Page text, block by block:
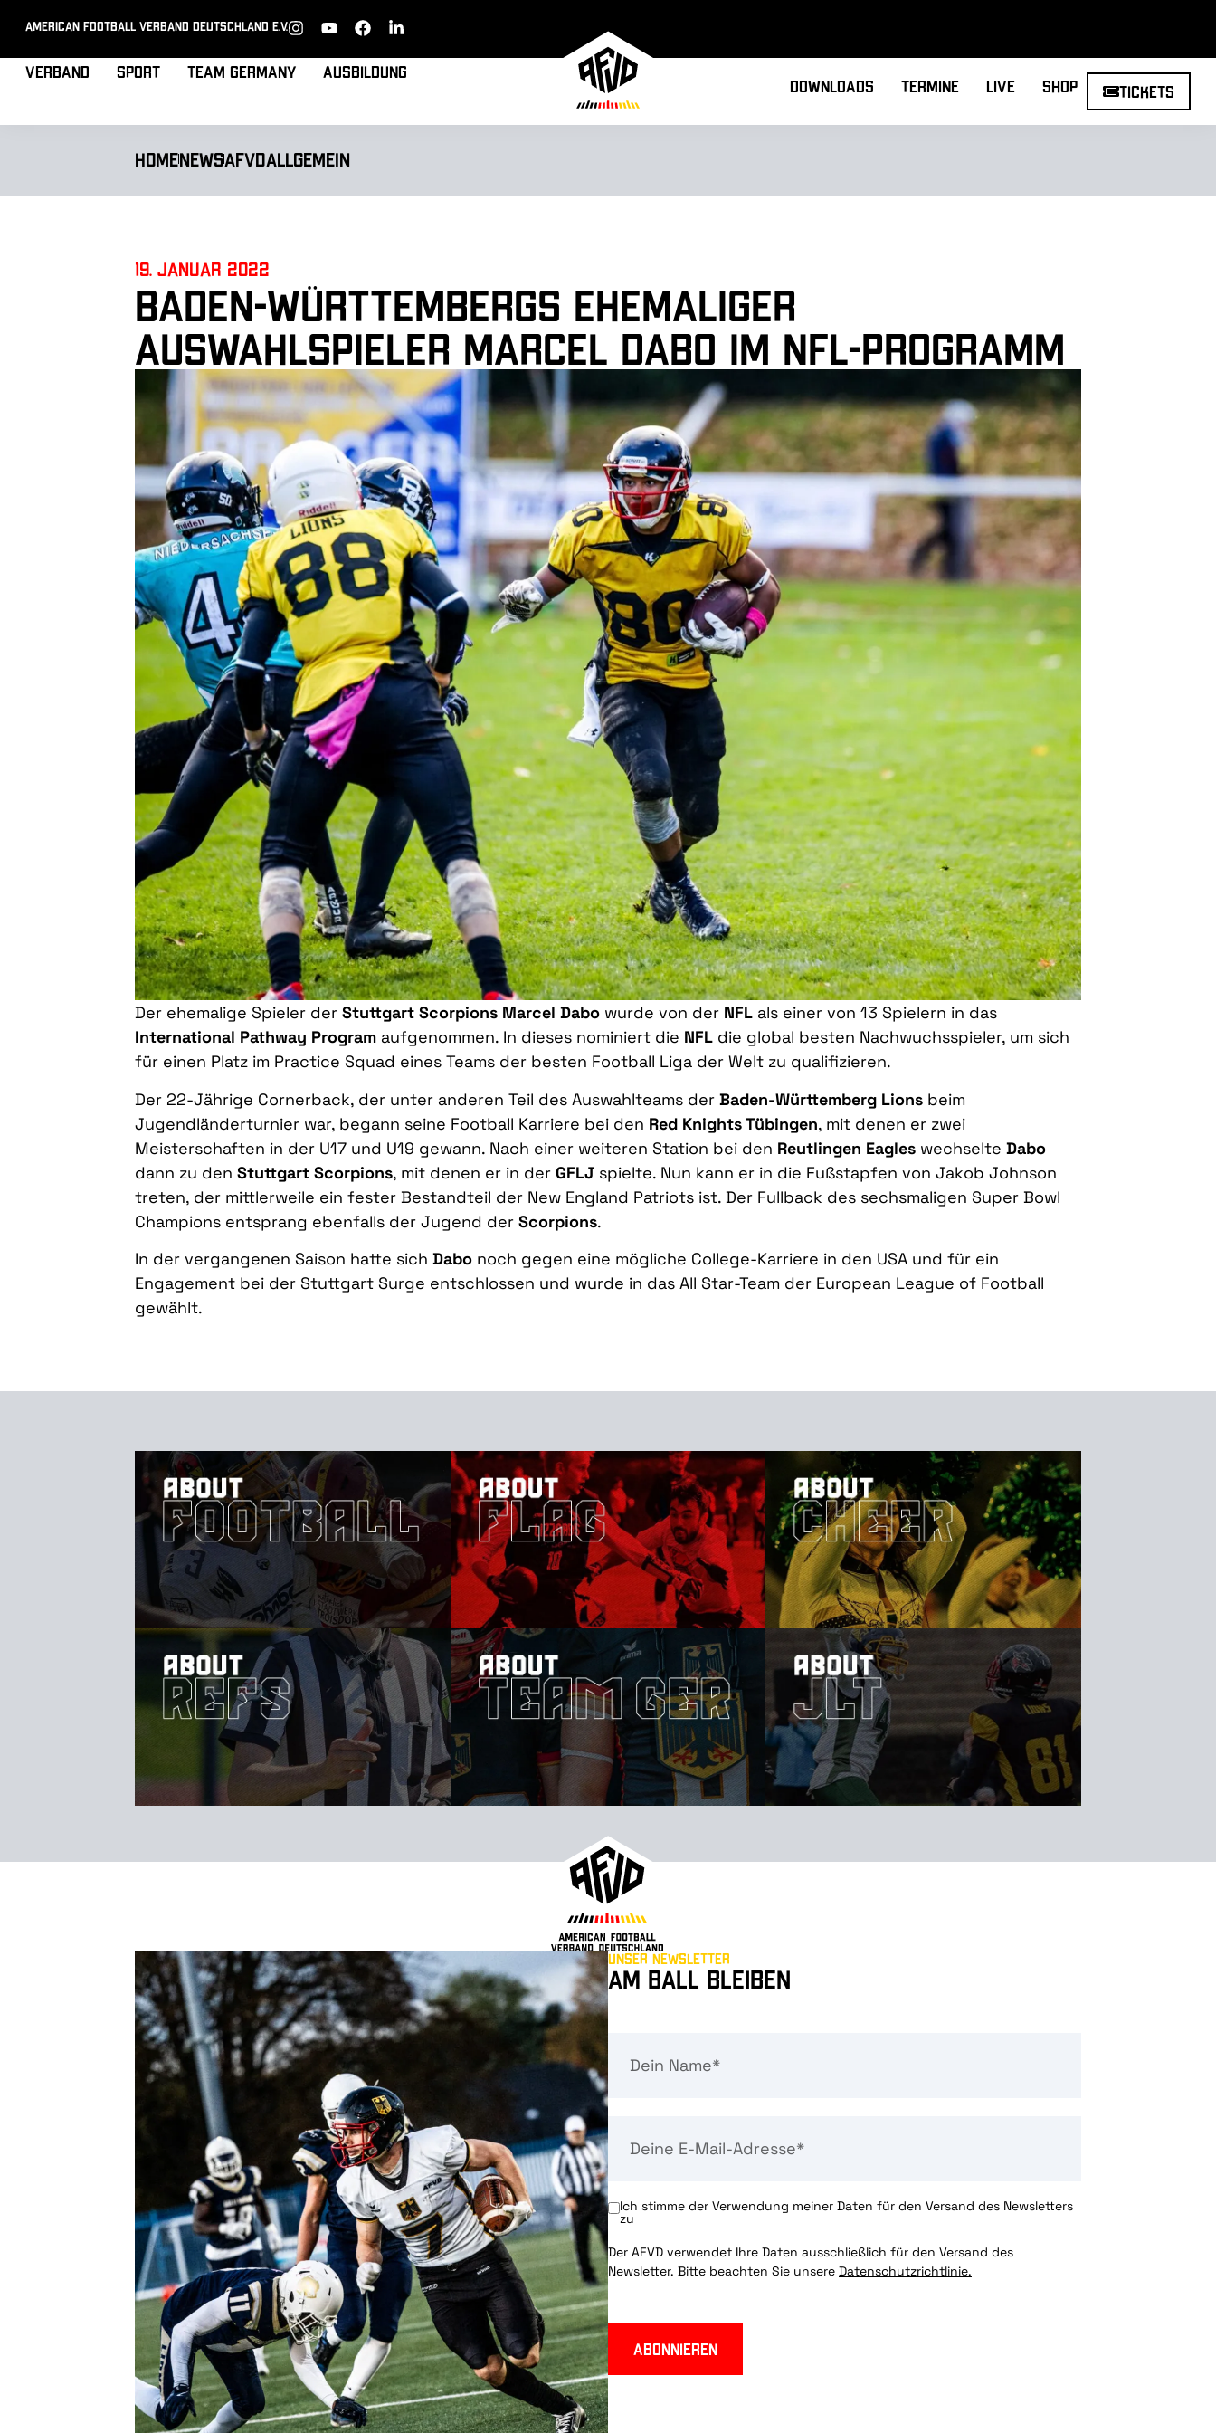
American Football Verband Deutschland e.V.
Verband Sport Team Germany Ausbildung
Downloads Termine Live Shop Tickets
HomeNewsAFVDAllgemein
19. Januar 2022
Baden-Württembergs ehemaliger
Auswahlspieler Marcel Dabo im NFL-Programm
Der ehemalige Spieler der Stuttgart Scorpions Marcel Dabo wurde von der NFL als einer von 13 Spielern in das
International Pathway Program aufgenommen. In dieses nominiert die NFL die global besten Nachwuchsspieler, um sich
für einen Platz im Practice Squad eines Teams der besten Football Liga der Welt zu qualifizieren.
Der 22-Jährige Cornerback, der unter anderen Teil des Auswahlteams der Baden-Württemberg Lions beim
Jugendländerturnier war, begann seine Football Karriere bei den Red Knights Tübingen, mit denen er zwei
Meisterschaften in der U17 und U19 gewann. Nach einer weiteren Station bei den Reutlingen Eagles wechselte Dabo
dann zu den Stuttgart Scorpions, mit denen er in der GFLJ spielte. Nun kann er in die Fußstapfen von Jakob Johnson
treten, der mittlerweile ein fester Bestandteil der New England Patriots ist. Der Fullback des sechsmaligen Super Bowl
Champions entsprang ebenfalls der Jugend der Scorpions.
In der vergangenen Saison hatte sich Dabo noch gegen eine mögliche College-Karriere in den USA und für ein
Engagement bei der Stuttgart Surge entschlossen und wurde in das All Star-Team der European League of Football
gewählt.
Unser Newsletter
Am Ball bleiben
Ich stimme der Verwendung meiner Daten für den Versand des Newsletters
zu
Der AFVD verwendet Ihre Daten ausschließlich für den Versand des
Newsletter. Bitte beachten Sie unsere Datenschutzrichtlinie.
Abonnieren